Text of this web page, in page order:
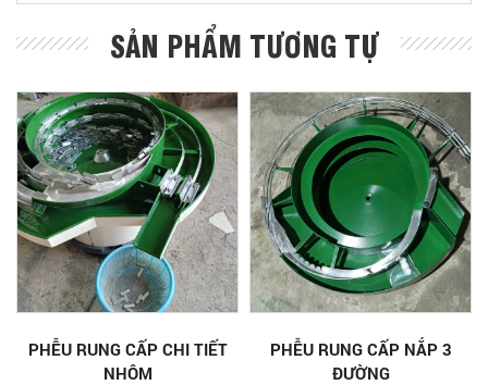
SẢN PHẨM TƯƠNG TỰ
PHỄU RUNG CẤP CHI TIẾT
NHÔM
PHỄU RUNG CẤP NẮP 3
ĐƯỜNG